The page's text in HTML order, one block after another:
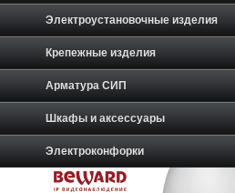
Электроустановочные изделия
Крепежные изделия
Арматура СИП
Шкафы и аксессуары
Электроконфорки